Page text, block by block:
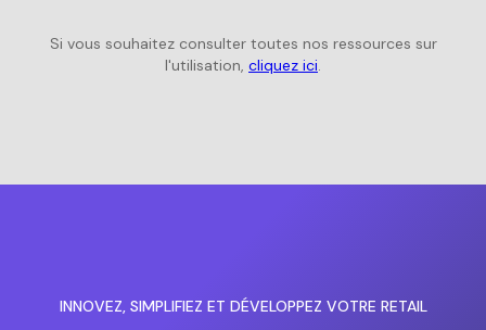
Si vous souhaitez consulter toutes nos ressources sur
l'utilisation, cliquez ici.
INNOVEZ, SIMPLIFIEZ ET DÉVELOPPEZ VOTRE RETAIL